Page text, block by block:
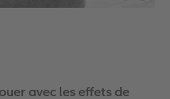
avec les effets de